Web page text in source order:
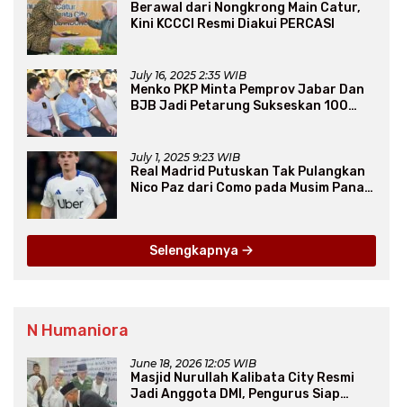
Berawal dari Nongkrong Main Catur,
Kini KCCCI Resmi Diakui PERCASI
July 16, 2025 2:35 WIB
Menko PKP Minta Pemprov Jabar Dan
BJB Jadi Petarung Sukseskan 100
July 1, 2025 9:23 WIB
Real Madrid Putuskan Tak Pulangkan
Nico Paz dari Como pada Musim Panas
Selengkapnya
N Humaniora
June 18, 2026 12:05 WIB
Masjid Nurullah Kalibata City Resmi
Jadi Anggota DMI, Pengurus Siap